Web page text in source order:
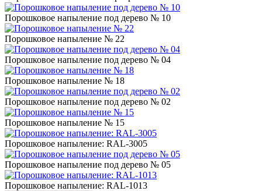
Порошковое напыление под дерево № 10
Порошковое напыление № 22
Порошковое напыление под дерево № 04
Порошковое напыление № 18
Порошковое напыление под дерево № 02
Порошковое напыление № 15
Порошковое напыление: RAL-3005
Порошковое напыление под дерево № 05
Порошковое напыление: RAL-1013